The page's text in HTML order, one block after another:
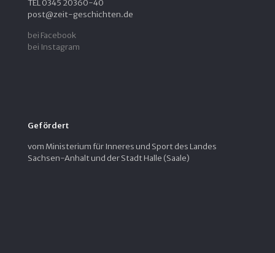
TEL 0345 20360-40
post@zeit-geschichten.de
bei Facebook
bei Instagram
Gefördert
vom Ministerium für Inneres und Sport des Landes
Sachsen-Anhalt und der Stadt Halle (Saale)